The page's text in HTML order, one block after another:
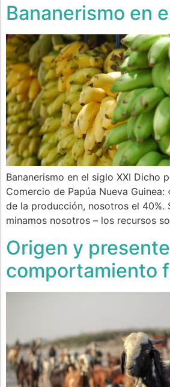
Bananerismo en
Bananerismo en el siglo XXI Dicho
Comercio de Papúa Nueva Guinea:
de la producción, nosotros el 40%.
minamos nosotros – los recursos
Origen y
comportamiento